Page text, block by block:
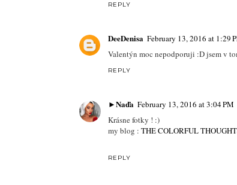
REPLY
DeeDenisa February 13, 2016 at 1:29
Valentýn moc nepodporuji :D jsem v
REPLY
►Naďa February 13, 2016 at 3:04 PM
Krásne fotky ! :)
my blog : THE COLORFUL
REPLY